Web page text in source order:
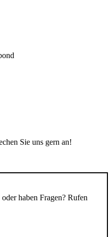
Sie uns gern an!
haben Fragen? Rufen